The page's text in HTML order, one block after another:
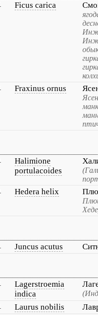
Ficus carica
Fraxinus ornus
Halimione
portulacoides
Hedera helix
Juncus acutus
Lagerstroemia
indica
Laurus nobilis